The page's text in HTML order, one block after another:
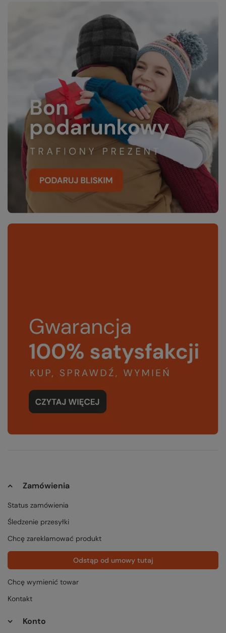
Zamówienia
Status zamówienia
Śledzenie przesyłki
Chcę zareklamować produkt
Odstąp od umowy tutaj
Chcę wymienić towar
Kontakt
Konto